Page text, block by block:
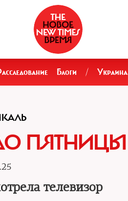
Блоги / Украина
ПЯТНИЦЫ
телевизор